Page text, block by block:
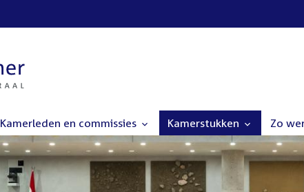
Kamerleden en commissies Kamerstukken Zo